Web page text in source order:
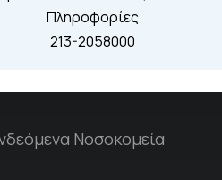
Πληροφορίες
213-2058000
Νοσοκομεία